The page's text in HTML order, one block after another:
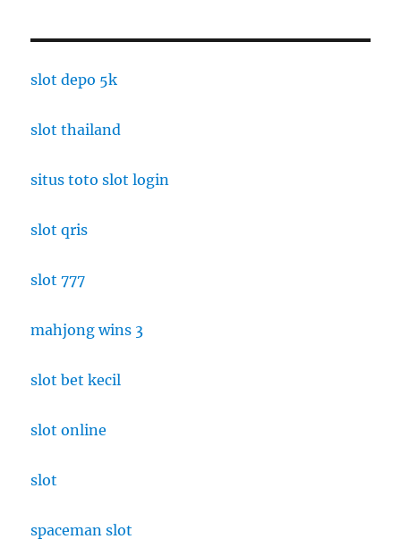
Terlupakan
slot depo 5k
slot thailand
situs toto slot login
slot qris
slot 777
mahjong wins 3
slot bet kecil
slot online
slot
spaceman slot